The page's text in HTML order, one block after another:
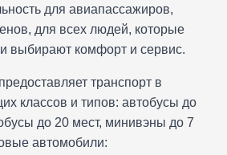
для авиапассажиров,
для всех людей, которые
выбирают комфорт и сервис.
транспорт в
классов и типов: автобусы до
до 20 мест, минивэны до 7
автомобили: